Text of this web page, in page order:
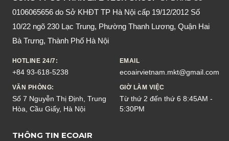
NHẤT
0106065656 do Sở KHĐT TP Hà Nội cấp 19/12/2012 Số
10/22 ngõ 230 Lạc Trung, Phường Thanh Lương, Quận Hai
Bà Trưng, Thành Phố Hà Nội
HOTLINE 24/7:
+84 93-618-5238
EMAIL
ecoairvietnam.mkt@gmail.com
VĂN PHÒNG:
Số 7 Nguyễn Thị Định, Trung
Hòa, Cầu Giấy, Hà Nội
GIỜ LÀM VIỆC
Từ thứ 2 đến thứ 6 8:45AM -
5:30PM
THÔNG TIN ECOAIR